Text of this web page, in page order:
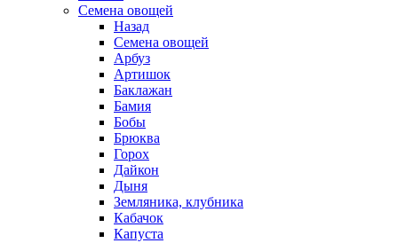
Семена овощей
Назад
Семена овощей
Арбуз
Артишок
Баклажан
Бамия
Бобы
Брюква
Горох
Дайкон
Дыня
Земляника, клубника
Кабачок
Капуста